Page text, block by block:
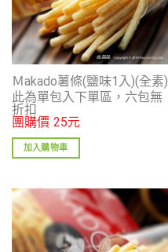
Ｍakado薯條(鹽味1入)(全素)
此為單包入下單區，六包無
折扣
團購價 25元
加入購物車